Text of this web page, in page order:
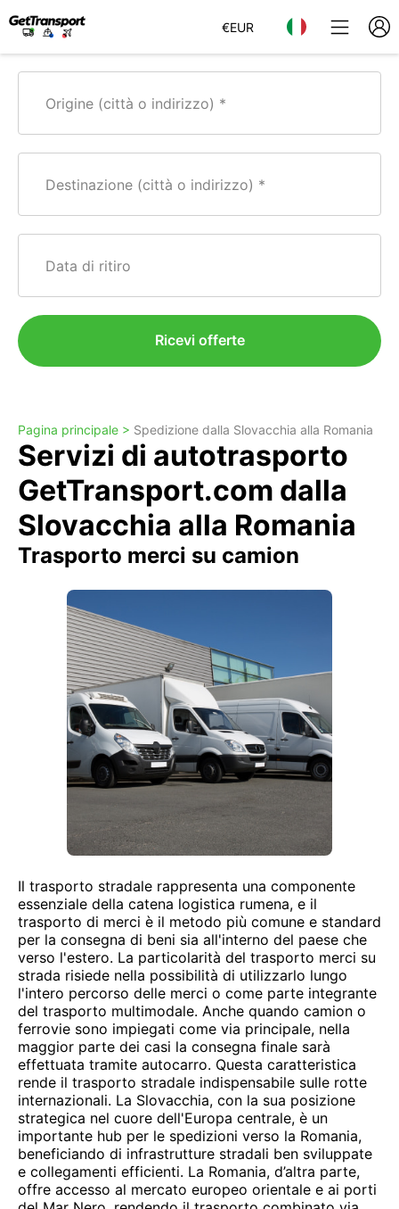
€EUR
Origine (città o indirizzo)
Destinazione (città o indirizzo)
Data di ritiro
Ricevi offerte
Pagina principale > Spedizione dalla Slovacchia alla Romania
Servizi di autotrasporto
GetTransport.com dalla
Slovacchia alla Romania
Trasporto merci su camion
Il trasporto stradale rappresenta una componente
essenziale della catena logistica rumena, e il
trasporto di merci è il metodo più comune e standard
per la consegna di beni sia all'interno del paese che
verso l'estero. La particolarità del trasporto merci su
strada risiede nella possibilità di utilizzarlo lungo
l'intero percorso delle merci o come parte integrante
del trasporto multimodale. Anche quando camion o
ferrovie sono impiegati come via principale, nella
maggior parte dei casi la consegna finale sarà
effettuata tramite autocarro. Questa caratteristica
rende il trasporto stradale indispensabile sulle rotte
internazionali. La Slovacchia, con la sua posizione
strategica nel cuore dell'Europa centrale, è un
importante hub per le spedizioni verso la Romania,
beneficiando di infrastrutture stradali ben sviluppate
e collegamenti efficienti. La Romania, d’altra parte,
offre accesso al mercato europeo orientale e ai porti